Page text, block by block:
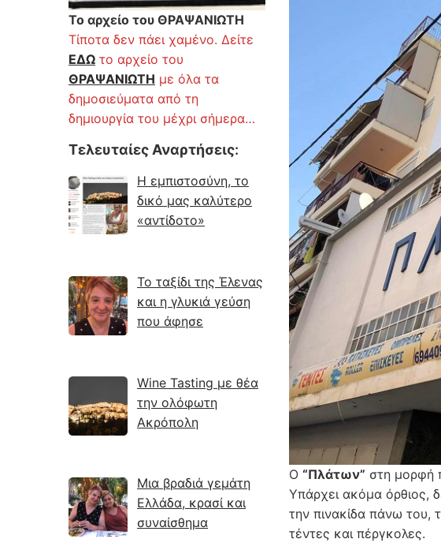
Το αρχείο του ΘΡΑΨΑΝΙΩΤΗ
Τίποτα δεν πάει χαμένο. Δείτε
ΕΔΩ το αρχείο του
ΘΡΑΨΑΝΙΩΤΗ με όλα τα
δημοσιεύματα από τη
δημιουργία του μέχρι σήμερα…
Τελευταίες Αναρτήσεις:
Η εμπιστοσύνη, το
δικό μας καλύτερο
«αντίδοτο»
Το ταξίδι της Έλενας
και η γλυκιά γεύση
που άφησε
Wine Tasting με θέα
την ολόφωτη
Ακρόπολη
Μια βραδιά γεμάτη
Ελλάδα, κρασί και
συναίσθημα
Ο “Πλάτων” στη μορφή
Υπάρχει ακόμα όρθιος,
την πινακίδα πάνω του,
τέντες και πέργκολες.